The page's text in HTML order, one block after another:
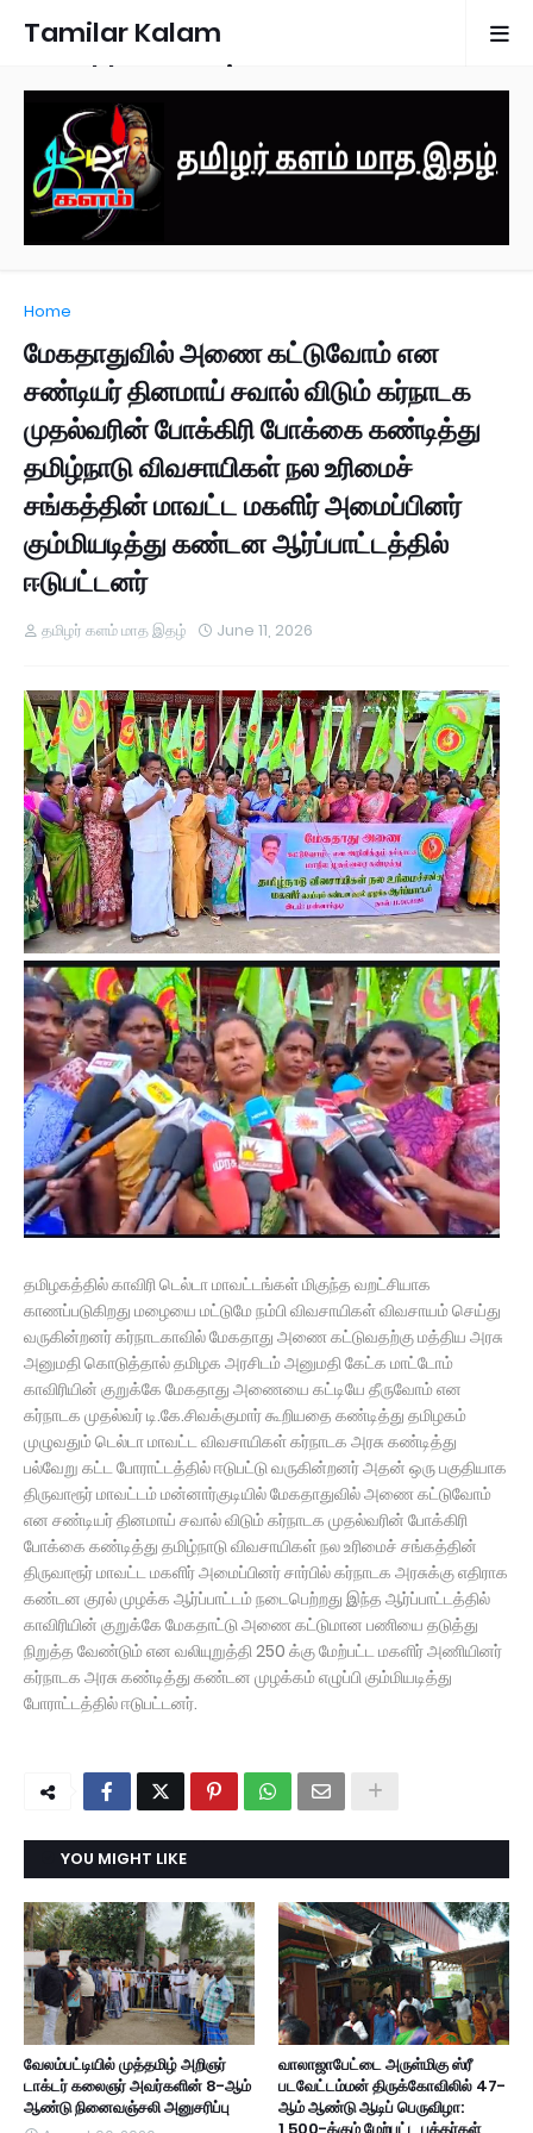
Tamilar Kalam
Monthly Magazine
Home
மேகதாதுவில் அணை கட்டுவோம் என
சண்டியர் தினமாய் சவால் விடும் கர்நாடக
முதல்வரின் போக்கிரி போக்கை கண்டித்து
தமிழ்நாடு விவசாயிகள் நல உரிமைச்
சங்கத்தின் மாவட்ட மகளிர் அமைப்பினர்
கும்மியடித்து கண்டன ஆர்ப்பாட்டத்தில்
ஈடுபட்டனர்
தமிழர் களம் மாத இதழ் June 11, 2026
தமிழகத்தில் காவிரி டெல்டா மாவட்டங்கள் மிகுந்த வறட்சியாக
காணப்படுகிறது மழையை மட்டுமே நம்பி விவசாயிகள் விவசாயம் செய்து
வருகின்றனர் கர்நாடகாவில் மேகதாது அணை கட்டுவதற்கு மத்திய அரசு
அனுமதி கொடுத்தால் தமிழக அரசிடம் அனுமதி கேட்க மாட்டோம்
காவிரியின் குறுக்கே மேகதாது அணையை கட்டியே தீருவோம் என
கர்நாடக முதல்வர் டி.கே.சிவக்குமார் கூறியதை கண்டித்து தமிழகம்
முழுவதும் டெல்டா மாவட்ட விவசாயிகள் கர்நாடக அரசு கண்டித்து
பல்வேறு கட்ட போராட்டத்தில் ஈடுபட்டு வருகின்றனர் அதன் ஒரு பகுதியாக
திருவாரூர் மாவட்டம் மன்னார்குடியில் மேகதாதுவில் அணை கட்டுவோம்
என சண்டியர் தினமாய் சவால் விடும் கர்நாடக முதல்வரின் போக்கிரி
போக்கை கண்டித்து தமிழ்நாடு விவசாயிகள் நல உரிமைச் சங்கத்தின்
திருவாரூர் மாவட்ட மகளிர் அமைப்பினர் சார்பில் கர்நாடக அரசுக்கு எதிராக
கண்டன குரல் முழக்க ஆர்ப்பாட்டம் நடைபெற்றது இந்த ஆர்ப்பாட்டத்தில்
காவிரியின் குறுக்கே மேகதாட்டு அணை கட்டுமான பணியை தடுத்து
நிறுத்த வேண்டும் என வலியுறுத்தி 250 க்கு மேற்பட்ட மகளிர் அணியினர்
கர்நாடக அரசு கண்டித்து கண்டன முழக்கம் எழுப்பி கும்மியடித்து
போராட்டத்தில் ஈடுபட்டனர்.
YOU MIGHT LIKE
வேலம்பட்டியில் முத்தமிழ் அறிஞர்
டாக்டர் கலைஞர் அவர்களின் 8-ஆம்
ஆண்டு நினைவஞ்சலி அனுசரிப்பு
வாலாஜாபேட்டை அருள்மிகு ஸ்ரீ
படவேட்டம்மன் திருக்கோவிலில் 47-
ஆம் ஆண்டு ஆடிப் பெருவிழா: